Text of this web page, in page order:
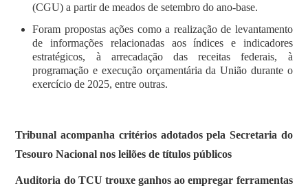
(CGU) a partir de meados de setembro do ano-base.
Foram propostas ações como a realização de levantamento
de informações relacionadas aos índices e indicadores
estratégicos, à arrecadação das receitas federais, à
programação e execução orçamentária da União durante o
exercício de 2025, entre outras.
Tribunal acompanha critérios adotados pela Secretaria do
Tesouro Nacional nos leilões de títulos públicos
Auditoria do TCU trouxe ganhos ao empregar ferramentas